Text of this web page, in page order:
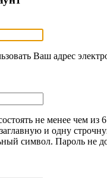
Ваш адрес
не менее чем из
и одну
символ. Пароль не